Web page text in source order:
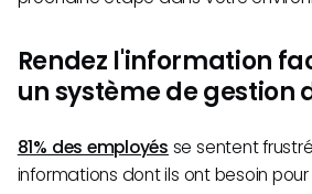
Rendez l'information
un système de gestion
81% des employés se sentent
informations dont ils ont besoin